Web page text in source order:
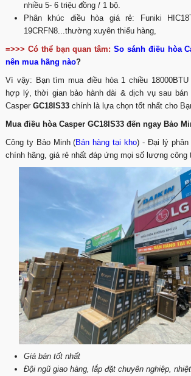
nhiều 5- 6 triệu đồng / 1 bộ.
Phân khúc điều hòa giá rẻ: Funiki
19CRFN8...thường xuyên thiếu hàng,
=>>> Có thể bạn quan tâm: So sánh điều hòa
nên mua hãng nào?
Vì vậy: Bạn tìm mua điều hòa 1 chiều
hợp lý, thời gian bảo hành dài & dịch vụ sau bán
Casper GC18IS33 chính là lựa chọn tốt nhất cho
Mua điều hòa Casper GC18IS33 đến ngay Bảo
Công ty Bảo Minh (Bán hàng tại kho) - Đại lý phân
chính hãng, giá rẻ nhất đáp ứng mọi số lượng công
Giá bán tốt nhất
Đội ngũ giao hàng, lắp đặt chuyên nghiệp,